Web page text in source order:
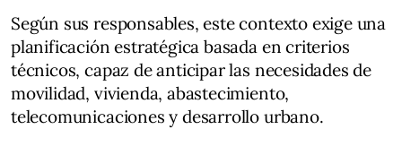
Según sus responsables, este contexto exige una
planificación estratégica basada en criterios
técnicos, capaz de anticipar las necesidades de
movilidad, vivienda, abastecimiento,
telecomunicaciones y desarrollo urbano.